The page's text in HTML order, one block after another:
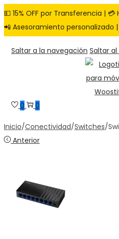
💵 15% OFF por Transferencia | 💳
📲 Asesoramiento personalizado |
Saltar a la navegación Saltar
0 0
Inicio/Conectividad/Switches/
Anterior